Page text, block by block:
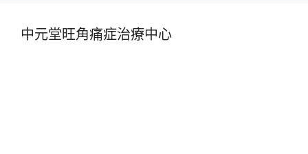
中元堂旺角痛症治療中心